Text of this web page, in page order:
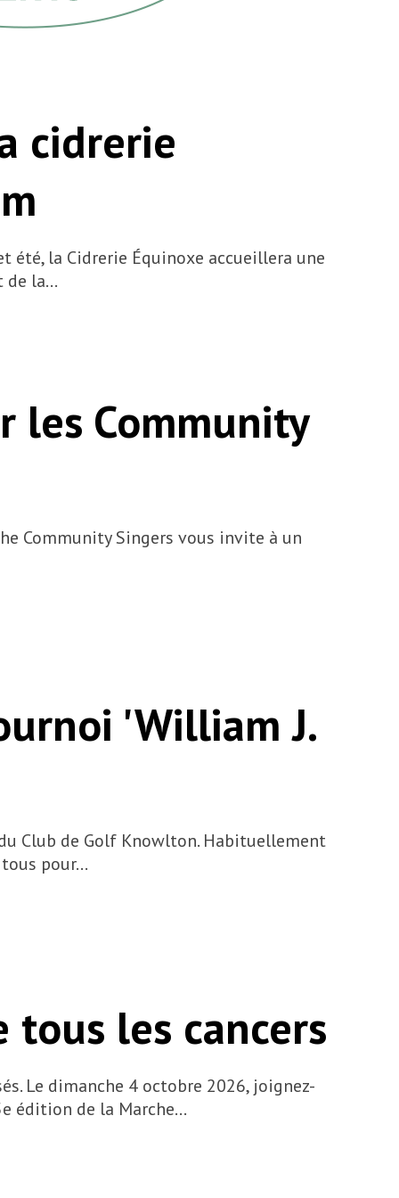
cidrerie
été, la Cidrerie Équinoxe accueillera une
de la…
les Community
Community Singers vous invite à un
'William J.
Club de Golf Knowlton. Habituellement
tous pour…
tous les cancers
Le dimanche 4 octobre 2026, joignez-
édition de la Marche…